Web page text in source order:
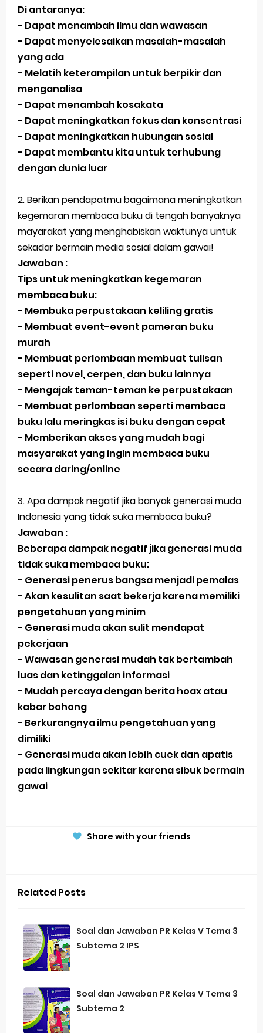
Soal dan Kunci Jawaban PAT PJOK Kelas 1
Soal dan Kunci Jawaban PAT Bahasa Indonesia
Kelas 4
Soal dan Jawaban PLBJ Kelas 1 (Keamanan
Pengguna Jalan Raya)
Soal dan Jawaban Matematika (ESPS) Kelas 4
Halaman 146
Belajar Dari Rumah Kelas 1 (Selasa, 25 Mei 2021)
Jawaban BUPENA 4D Kelas 4 Halaman 140
Jawaban BUPENA 4D Kelas 4 Halaman 110
Jawaban ESPS (Matematika) Kelas 4 Halaman 171
Jawaban ESPS (Matematika) Kelas 4 Halaman 169
Belajar Dari Rumah Kelas 4 (Selasa, 25 Mei 2021)
Kunci Jawaban IPS Halaman 4 Kelas 8 Semester 1
Jum'at, 7 Agustus
Di antaranya:
- Dapat menambah ilmu dan wawasan
- Dapat menyelesaikan masalah-masalah
yang ada
- Melatih keterampilan untuk berpikir dan
menganalisa
- Dapat menambah kosakata
- Dapat meningkatkan fokus dan konsentrasi
- Dapat meningkatkan hubungan sosial
- Dapat membantu kita untuk terhubung
dengan dunia luar
2. Berikan pendapatmu bagaimana meningkatkan
kegemaran membaca buku di tengah banyaknya
mayarakat yang menghabiskan waktunya untuk
sekadar bermain media sosial dalam gawai!
Jawaban :
Tips untuk meningkatkan kegemaran
membaca buku:
- Membuka perpustakaan keliling gratis
- Membuat event-event pameran buku
murah
- Membuat perlombaan membuat tulisan
seperti novel, cerpen, dan buku lainnya
- Mengajak teman-teman ke perpustakaan
- Membuat perlombaan seperti membaca
buku lalu meringkas isi buku dengan cepat
- Memberikan akses yang mudah bagi
masyarakat yang ingin membaca buku
secara daring/online
3. Apa dampak negatif jika banyak generasi muda
Indonesia yang tidak suka membaca buku?
Jawaban :
Beberapa dampak negatif jika generasi muda
tidak suka membaca buku:
- Generasi penerus bangsa menjadi pemalas
- Akan kesulitan saat bekerja karena memiliki
pengetahuan yang minim
- Generasi muda akan sulit mendapat
pekerjaan
- Wawasan generasi mudah tak bertambah
luas dan ketinggalan informasi
- Mudah percaya dengan berita hoax atau
kabar bohong
- Berkurangnya ilmu pengetahuan yang
dimiliki
- Generasi muda akan lebih cuek dan apatis
pada lingkungan sekitar karena sibuk bermain
gawai
Share with your friends
Related Posts
Soal dan Jawaban PR Kelas V Tema 3
Subtema 2 IPS
Soal dan Jawaban PR Kelas V Tema 3
Subtema 2